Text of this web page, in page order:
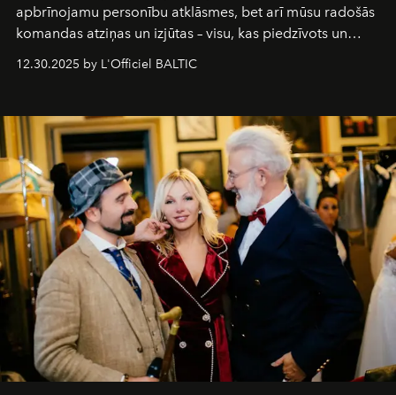
apbrīnojamu personību atklāsmes, bet arī mūsu radošās
komandas atziņas un izjūtas – visu, kas piedzīvots un
Šajā brīdī mums svarīgi pateikties visiem, kas bija kopā
sākums. Ar vissirsnīgākajiem laba vēlējumiem jūsu
L’Officiel Baltic
komanda.
12.30.2025 by L'Officiel BALTIC